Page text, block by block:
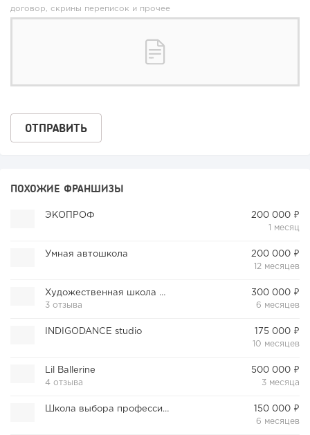
договор, скрины переписок и прочее
ПОХОЖИЕ ФРАНШИЗЫ
ЭКОПРОФ
200 000 ₽
1 месяц
Умная автошкола
200 000 ₽
12 месяцев
Художественная школа Анастасии Корниловой
3 отзыва
300 000 ₽
6 месяцев
INDIGODANCE studio
175 000 ₽
10 месяцев
Lil Ballerine
4 отзыва
500 000 ₽
3 месяца
Школа выбора профессии «Пункт Б»
150 000 ₽
6 месяцев